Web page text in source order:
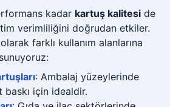
kadar kartuş kalitesi de
verimliliğini doğrudan etkiler.
farklı kullanım alanlarına
: Ambalaj yüzeylerinde
için idealdir.